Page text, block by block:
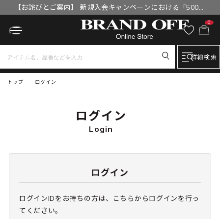
【お詫びとご案内】 新規入会キャンペーンにおける「500円
OFFクーポン」付与漏れと補填について
0
詳細検索
トップ ログイン
ログイン
Login
ログイン
ログインIDをお持ちの方は、こちらからログインを行っ
てください。